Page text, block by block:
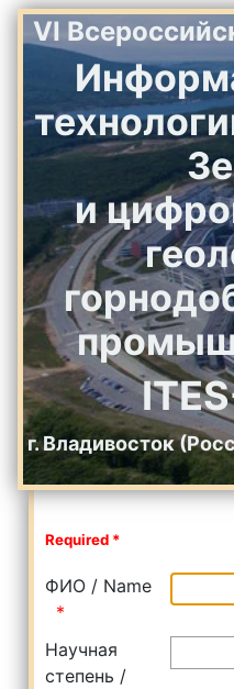
VI
и
г. Владивосток
Required *
ФИО / Name
Научная
степень /